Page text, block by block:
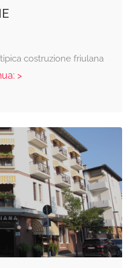
costruzione friulana
>